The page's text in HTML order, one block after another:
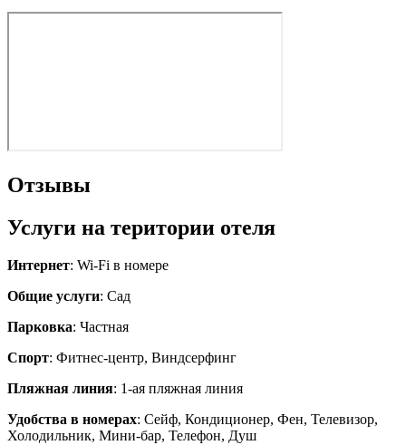
Отзывы
Услуги на територии отеля
Интернет: Wi-Fi в номере
Общие услуги: Сад
Парковка: Частная
Спорт: Фитнес-центр, Виндсерфинг
Пляжная линия: 1-ая пляжная линия
Удобства в номерах: Сейф, Кондиционер, Фен, Телевизор,
Холодильник, Мини-бар, Телефон, Душ